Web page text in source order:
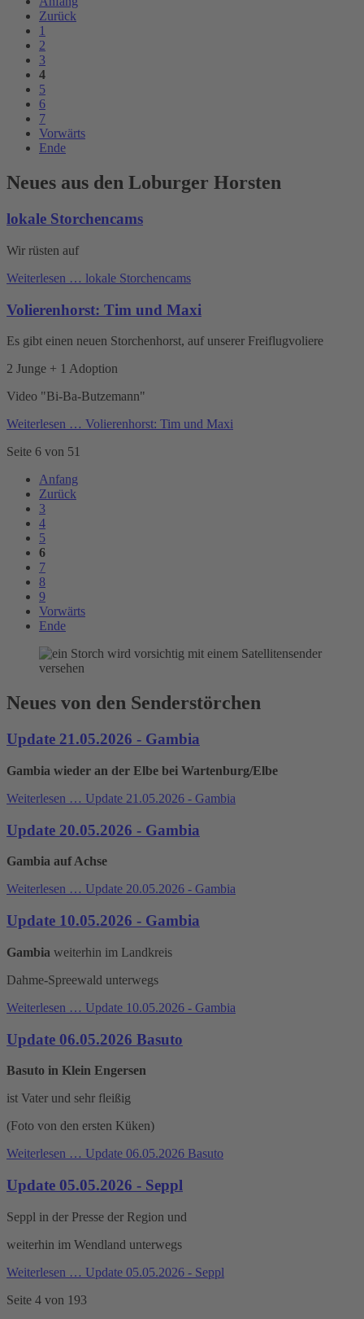
Zurück
1
2
3
4
5
6
7
Vorwärts
Ende
Neues aus den Loburger Horsten
lokale Storchencams
Wir rüsten auf
Weiterlesen … lokale Storchencams
Volierenhorst: Tim und Maxi
Es gibt einen neuen Storchenhorst, auf unserer Freiflugvoliere
2 Junge + 1 Adoption
Video "Bi-Ba-Butzemann"
Weiterlesen … Volierenhorst: Tim und Maxi
Seite 6 von 51
Anfang
Zurück
3
4
5
6
7
8
9
Vorwärts
Ende
Neues von den Senderstörchen
Update 21.05.2026 - Gambia
Gambia wieder an der Elbe bei Wartenburg/Elbe
Weiterlesen … Update 21.05.2026 - Gambia
Update 20.05.2026 - Gambia
Gambia auf Achse
Weiterlesen … Update 20.05.2026 - Gambia
Update 10.05.2026 - Gambia
Gambia weiterhin im Landkreis
Dahme-Spreewald unterwegs
Weiterlesen … Update 10.05.2026 - Gambia
Update 06.05.2026 Basuto
Basuto in Klein Engersen
ist Vater und sehr fleißig
(Foto von den ersten Küken)
Weiterlesen … Update 06.05.2026 Basuto
Update 05.05.2026 - Seppl
Seppl in der Presse der Region und
weiterhin im Wendland unterwegs
Weiterlesen … Update 05.05.2026 - Seppl
Seite 4 von 193